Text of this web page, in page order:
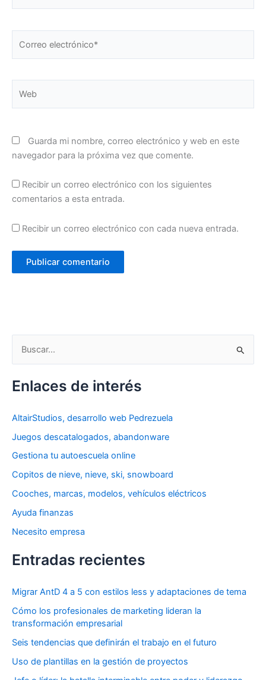
electrónico*
Guarda mi nombre, correo electrónico y web en este
navegador para la próxima vez que comente.
Recibir un correo electrónico con los siguientes
comentarios a esta entrada.
Recibir un correo electrónico con cada nueva entrada.
c
r
:
Enlaces de interés
AltairStudios, desarrollo web Pedrezuela
Juegos descatalogados, abandonware
Gestiona tu autoescuela online
Copitos de nieve, nieve, ski, snowboard
Cooches, marcas, modelos, vehículos eléctricos
Ayuda finanzas
Necesito empresa
Entradas recientes
Migrar AntD 4 a 5 con estilos less y adaptaciones de tema
Cómo los profesionales de marketing lideran la
transformación empresarial
Seis tendencias que definirán el trabajo en el futuro
Uso de plantillas en la gestión de proyectos